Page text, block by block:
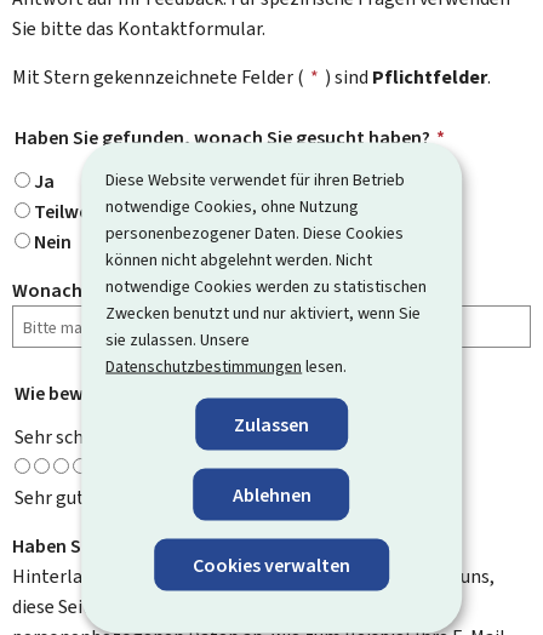
Diese Website verwendet für ihren Betrieb
notwendige Cookies, ohne Nutzung
personenbezogener Daten. Diese Cookies
können nicht abgelehnt werden. Nicht
notwendige Cookies werden zu statistischen
Zwecken benutzt und nur aktiviert, wenn Sie
sie zulassen. Unsere
Datenschutzbestimmungen lesen.
Zulassen
Ablehnen
Cookies verwalten
Sie bitte das Kontaktformular.
Mit Stern gekennzeichnete Felder ( * ) sind Pflichtfelder.
Haben Sie gefunden, wonach Sie gesucht haben? *
Ja
Teilweise
Nein
Wonach haben Sie gesucht?
Wie bewerten Sie diese Seite? *
Sehr schlecht
Sehr gut
Haben Sie Verbesserungsvorschläge?
Hinterlassen Sie uns einen Kommentar und helfen Sie uns,
diese Seite zu verbessern. Bitte geben Sie keine